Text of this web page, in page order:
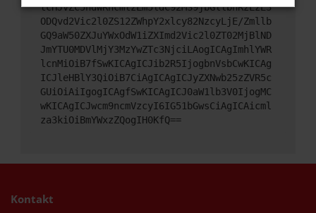
tcHJvZC5hdWRhcmlzLm5ldC92MS9jbGllbnRzLzE3
ODQvd2Vic2l0ZS12ZWhpY2xlcy82NzcyLjE/Zmllb
GQ9aW50ZXJuYWxOdW1iZXImd2Vic2l0ZT02MjBlND
JmYTU0MDVlMjY3MzYwZTc3NjciLAogICAgImhlYWR
lcnMiOiB7fSwKICAgICJib2R5IjogbnVsbCwKICAg
ICJleHBlY3QiOiB7CiAgICAgICJyZXNwb25zZVR5c
GUiOiAiIgogICAgfSwKICAgICJ0aW1lb3V0IjogMC
wKICAgICJwcm9ncmVzcyI6IG51bGwsCiAgICAicml
za3kiOiBmYWxzZQogIH0KfQ==
Kontakt